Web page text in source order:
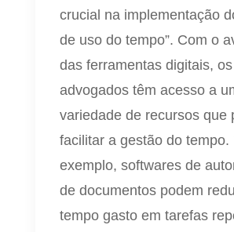
crucial na implementação
de uso do tempo”. Com o
das ferramentas digitais, os
advogados têm acesso a
variedade de recursos que
facilitar a gestão do tempo.
exemplo, softwares de
de documentos podem
tempo gasto em tarefas